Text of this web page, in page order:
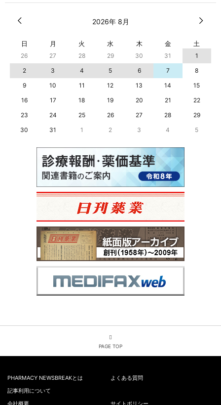
2026年 8月
日 月 火 水 木 金 土
26 27 28 29 30 31
1
2
3 4 5 6 7
8
9
10 11 12 13 14
15
16
17 18 19 20 21
22
23
24 25 26 27 28
29
30
31 1 2 3 4 5
PAGE TOP
PHARMACY NEWSBREAKとは
よくある質問
記事利用について